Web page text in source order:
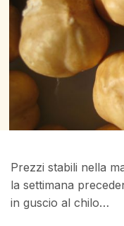
Prezzi stabili nella
la settimana
in guscio al chilo…